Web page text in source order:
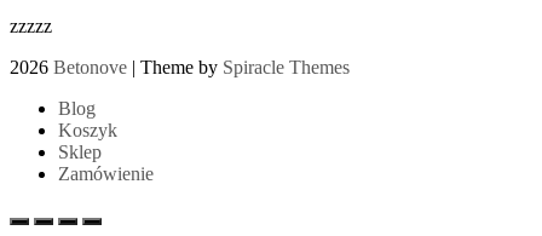
zzzzz
2026 Betonove | Theme by Spiracle Themes
Blog
Koszyk
Sklep
Zamówienie